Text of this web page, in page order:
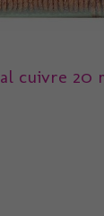
cuivre 20